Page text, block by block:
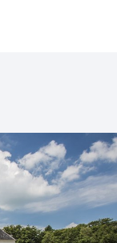
ons al dan
van de
die
zijn meer
mentale
meer